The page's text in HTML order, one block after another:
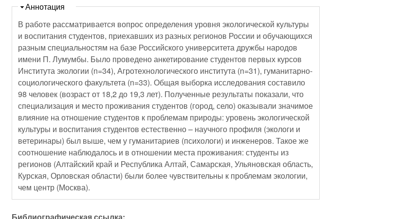
Скрыть
Аннотация
В работе рассматривается вопрос определения уровня экологической культуры
и воспитания студентов, приехавших из разных регионов России и обучающихся
разным специальностям на базе Российского университета дружбы народов
имени П. Лумумбы. Было проведено анкетирование студентов первых курсов
Института экологии (n=34), Агротехнологического института (n=31), гуманитарно-
социологического факультета (n=33). Общая выборка исследования составило
98 человек (возраст от 18,2 до 19,3 лет). Полученные результаты показали, что
специализация и место проживания студентов (город, село) оказывали значимое
влияние на отношение студентов к проблемам природы: уровень экологической
культуры и воспитания студентов естественно – научного профиля (экологи и
ветеринары) был выше, чем у гуманитариев (психологи) и инженеров. Такое же
соотношение наблюдалось и в отношении места проживания: студенты из
регионов (Алтайский край и Республика Алтай, Самарская, Ульяновская область,
Курская, Орловская области) были более чувствительны к проблемам экологии,
чем центр (Москва).
Библиографическая ссылка: